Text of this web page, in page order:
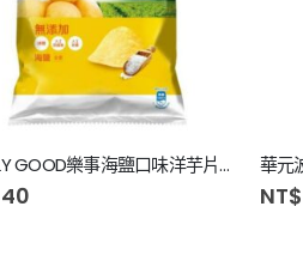
SIMPLY GOOD樂事海鹽口味洋芋片70g
40 NT$